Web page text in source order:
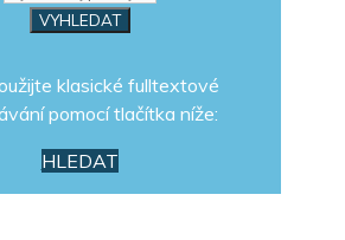
klasické fulltextové
pomocí tlačítka níže:
HLEDAT